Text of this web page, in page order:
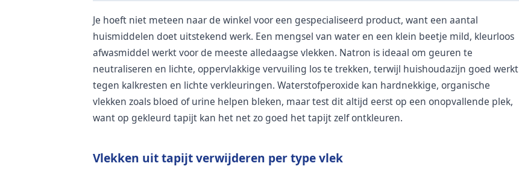
Je hoeft niet meteen naar de winkel voor een gespecialiseerd product, want een aantal
huismiddelen doet uitstekend werk. Een mengsel van water en een klein beetje mild, kleurloos
afwasmiddel werkt voor de meeste alledaagse vlekken. Natron is ideaal om geuren te
neutraliseren en lichte, oppervlakkige vervuiling los te trekken, terwijl huishoudazijn goed werkt
tegen kalkresten en lichte verkleuringen. Waterstofperoxide kan hardnekkige, organische
vlekken zoals bloed of urine helpen bleken, maar test dit altijd eerst op een onopvallende plek,
want op gekleurd tapijt kan het net zo goed het tapijt zelf ontkleuren.
Vlekken uit tapijt verwijderen per type vlek